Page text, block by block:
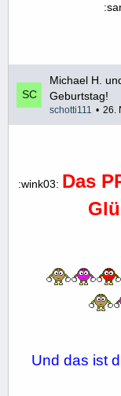
Michael H.
Geburtstag!
schotti111 26.
:wink03: Das
Und das ist